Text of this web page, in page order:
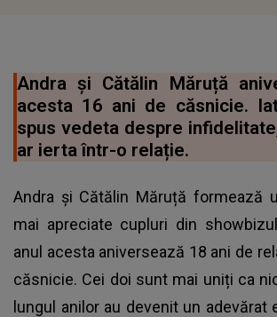
Andra și Cătălin Măruță
acesta 16 ani de căsnicie.
spus vedeta despre
ar ierta într-o relație.
Andra și Cătălin Măruță formează
mai apreciate cupluri din
anul acesta aniversează 18 ani de
căsnicie. Cei doi sunt mai uniți ca
lungul anilor au devenit un adevărat